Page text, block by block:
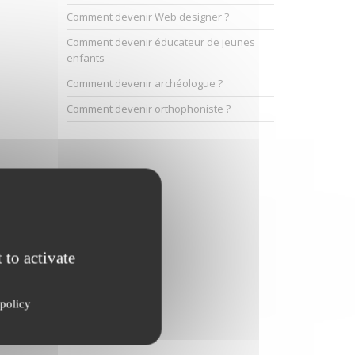
Comment devenir Web designer ?
Comment devenir éducateur de jeunes
enfants
Comment devenir archéologue ?
Comment devenir orthophoniste ?
to activate